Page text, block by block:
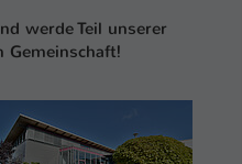
werde Teil unserer
Gemeinschaft!
Show larger version